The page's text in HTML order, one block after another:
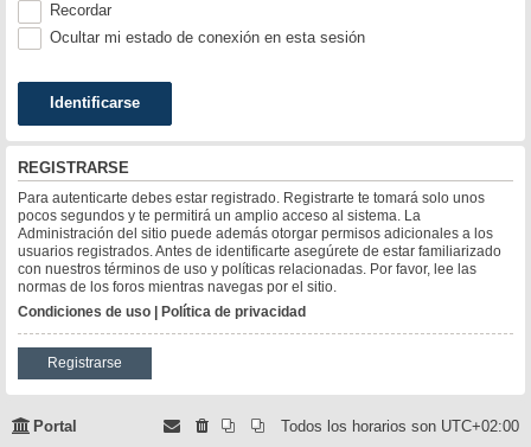
Recordar
Ocultar mi estado de conexión en esta sesión
REGISTRARSE
Para autenticarte debes estar registrado. Registrarte te tomará solo unos
pocos segundos y te permitirá un amplio acceso al sistema. La
Administración del sitio puede además otorgar permisos adicionales a los
usuarios registrados. Antes de identificarte asegúrete de estar familiarizado
con nuestros términos de uso y políticas relacionadas. Por favor, lee las
normas de los foros mientras navegas por el sitio.
Condiciones de uso | Política de privacidad
Registrarse
Portal Todos los horarios son UTC+02:00